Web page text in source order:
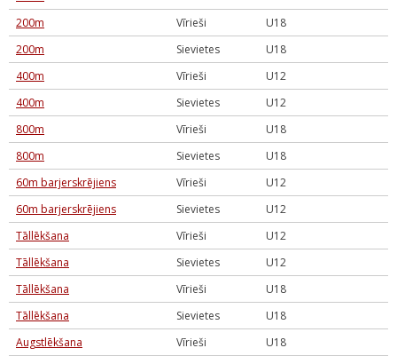
200m
Vīrieši
U18
200m
Sievietes
U18
400m
Vīrieši
U12
400m
Sievietes
U12
800m
Vīrieši
U18
800m
Sievietes
U18
60m barjerskrējiens
Vīrieši
U12
60m barjerskrējiens
Sievietes
U12
Tāllēkšana
Vīrieši
U12
Tāllēkšana
Sievietes
U12
Tāllēkšana
Vīrieši
U18
Tāllēkšana
Sievietes
U18
Augstlēkšana
Vīrieši
U18